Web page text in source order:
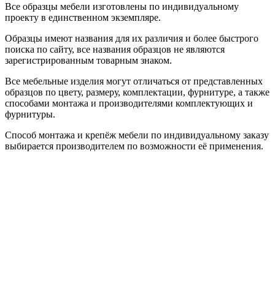
Все образцы мебели изготовлены по индивидуальному
проекту в единственном экземпляре.
Образцы имеют названия для их различия и более быстрого
поиска по сайту, все названия образцов не являются
зарегистрированным товарным знаком.
Все мебельные изделия могут отличаться от представленных
образцов по цвету, размеру, комплектации, фурнитуре, а также
способами монтажа и производителями комплектующих и
фурнитуры.
Способ монтажа и крепёж мебели по индивидуальному заказу
выбирается производителем по возможности её применения.